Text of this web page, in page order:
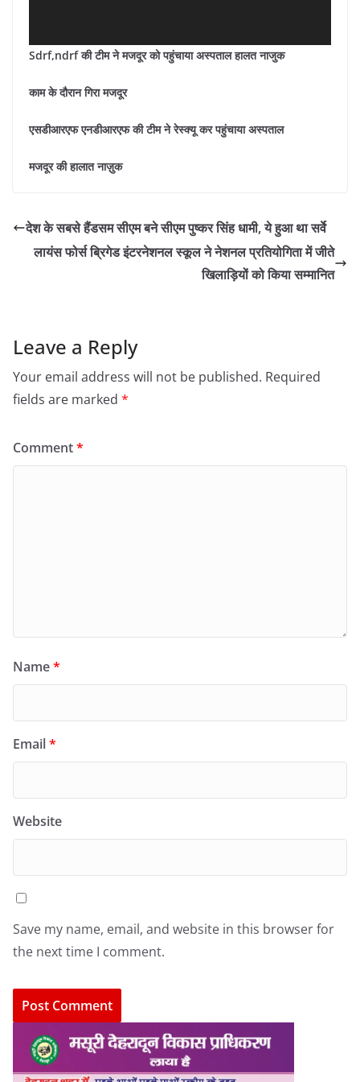
Sdrf,ndrf की टीम ने मजदूर को पहुंचाया अस्पताल हालत नाजुक
काम के दौरान गिरा मजदूर
एसडीआरएफ एनडीआरएफ की टीम ने रेस्क्यू कर पहुंचाया अस्पताल
मजदूर की हालात नाज़ुक
देश के सबसे हैंडसम सीएम बने सीएम पुष्कर सिंह धामी, ये हुआ था सर्वे
लायंस फोर्स ब्रिगेड इंटरनेशनल स्कूल ने नेशनल प्रतियोगिता में जीते
खिलाड़ियों को किया सम्मानित
Leave a Reply
Your email address will not be published. Required
fields are marked *
Comment*
Name*
Email*
Website
Save my name, email, and website in this browser for
the next time I comment.